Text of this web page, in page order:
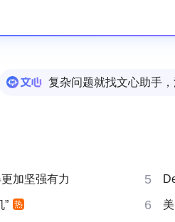
复杂问题就找文心助手
加坚强有力 5
” 热 6